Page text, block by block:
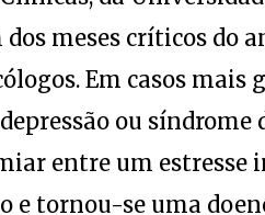
dos meses críticos do
Em casos mais
ou síndrome
entre um estresse
e tornou-se uma